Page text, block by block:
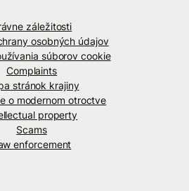
záležitosti
osobných údajov
súborov cookie
Complaints
stránok krajiny
o modernom otroctve
property
Scams
enforcement